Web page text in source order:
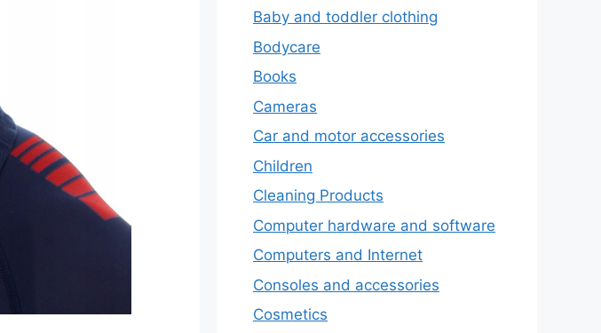
Baby and toddler clothing
Bodycare
Books
Cameras
Car and motor accessories
Children
Cleaning Products
Computer hardware and software
Computers and Internet
Consoles and accessories
Cosmetics